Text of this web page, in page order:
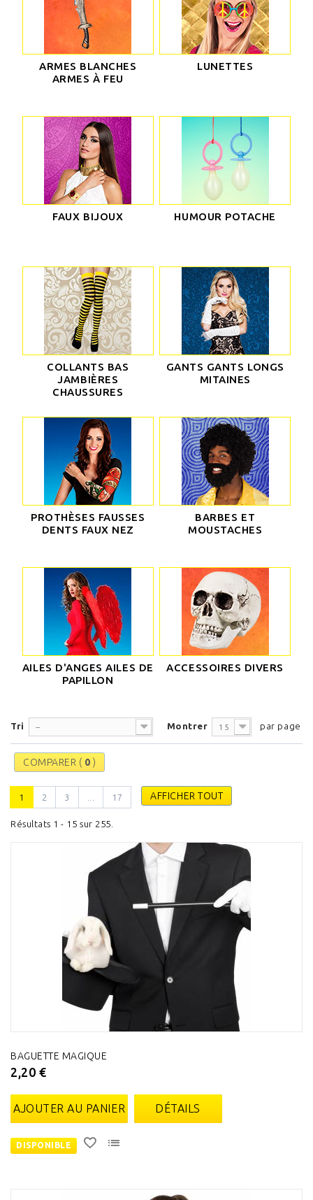
ARMES BLANCHES
ARMES À FEU
LUNETTES
FAUX BIJOUX HUMOUR POTACHE
COLLANTS BAS
JAMBIÈRES
CHAUSSURES
GANTS GANTS LONGS
MITAINES
PROTHÈSES FAUSSES
DENTS FAUX NEZ
BARBES ET
MOUSTACHES
AILES D'ANGES AILES DE
PAPILLON
ACCESSOIRES DIVERS
Tri -- Montrer 15 par page
COMPARER ( 0 )
AFFICHER TOUT
1 2 3 17
Résultats 1 - 15 sur 255.
BAGUETTE MAGIQUE
2,20 €
AJOUTER AU PANIER DÉTAILS
DISPONIBLE